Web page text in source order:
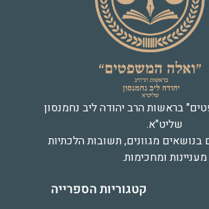
בראשות הרב יהודה ליב נחמנסון
שליט"א.
מגוונים, תשובות הלכתיות
מעניינות ומחכימות.
קטגוריות הספרייה